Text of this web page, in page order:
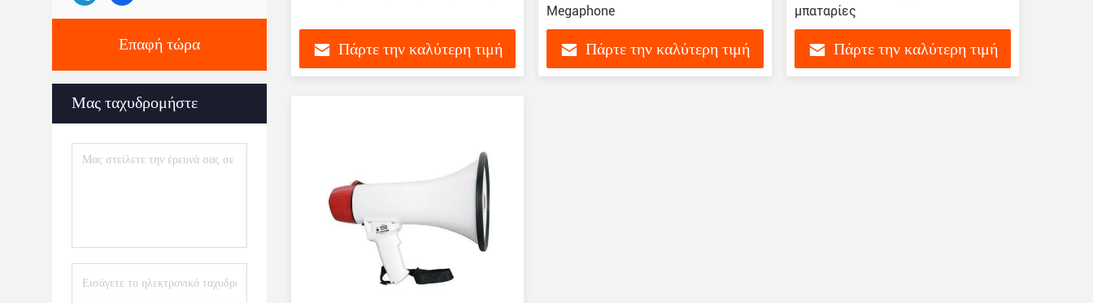
Επαφή τώρα
Μας ταχυδρομήστε
Πάρτε την καλύτερη τιμή
Megaphone
Πάρτε την καλύτερη τιμή
μπαταρίες
Πάρτε την καλύτερη τιμή